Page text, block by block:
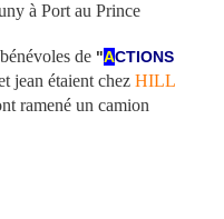
à Port au Prince
de "ACTIONS
jean étaient chez HILL
ramené un camion